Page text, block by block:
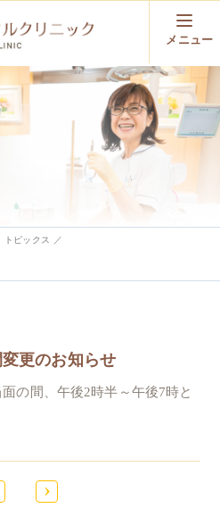
メニュー
トピックス
更のお知らせ
の間、午後2時半～午後7時と
›